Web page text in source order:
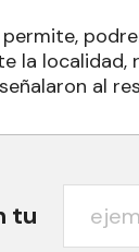
la localidad,
al
tu